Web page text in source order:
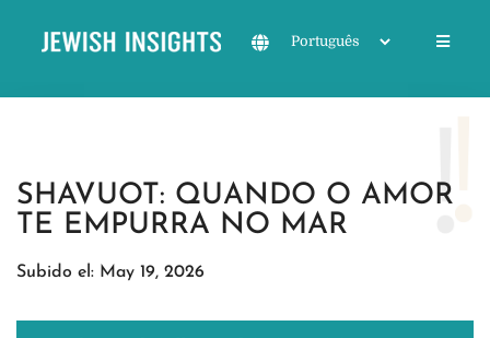
SHAVUOT: QUANDO O AMOR
TE EMPURRA NO MAR
Subido el: May 19, 2026